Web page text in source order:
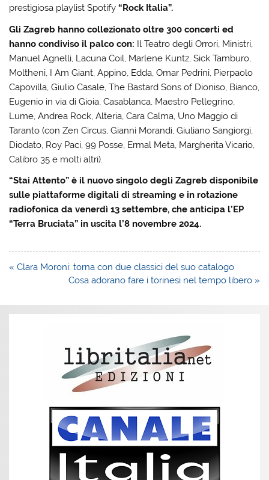
prestigiosa playlist Spotify“Rock Italia”.
Gli Zagreb hanno collezionato oltre 300 concerti ed
hanno condiviso il palco con: Il Teatro degli Orrori, Ministri,
Manuel Agnelli, Lacuna Coil, Marlene Kuntz, Sick Tamburo,
Moltheni, I Am Giant, Appino, Edda, Omar Pedrini, Pierpaolo
Capovilla, Giulio Casale, The Bastard Sons of Dioniso, Bianco,
Eugenio in via di Gioia, Casablanca, Maestro Pellegrino,
Lume, Andrea Rock, Alteria, Cara Calma, Uno Maggio di
Taranto (con Zen Circus, Gianni Morandi, Giuliano Sangiorgi,
Diodato, Roy Paci, 99 Posse, Ermal Meta, Margherita Vicario,
Calibro 35 e molti altri).
“Stai Attento” è il nuovo singolo degli Zagreb disponibile
sulle piattaforme digitali di streaming e in rotazione
radiofonica da venerdì 13 settembre, che anticipa l’EP
“Terra Bruciata” in uscita l’8 novembre 2024.
Navigazione
« Clara Moroni: torna con due classici del suo catalogo
Cosa adorano fare i torinesi nel tempo libero »